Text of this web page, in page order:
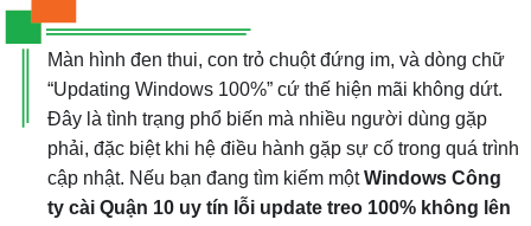
Màn hình đen thui, con trỏ chuột đứng im, và dòng chữ
“Updating Windows 100%” cứ thế hiện mãi không dứt.
Đây là tình trạng phổ biến mà nhiều người dùng gặp
phải, đặc biệt khi hệ điều hành gặp sự cố trong quá trình
cập nhật. Nếu bạn đang tìm kiếm mộtWindows Công
ty cài Quận 10 uy tín lỗi update treo 100% không lên